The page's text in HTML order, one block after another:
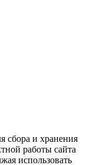
сбора и хранения
работы сайта
использовать